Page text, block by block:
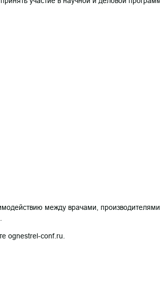
между врачами,
ognestrel-conf.ru.